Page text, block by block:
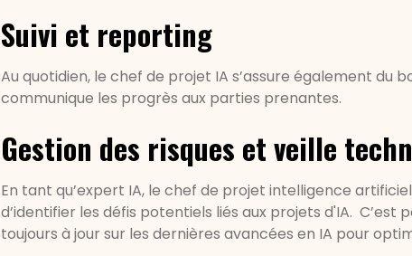
Suivi et reporting
Au quotidien, le chef de projet IA s’assure également du
communique les progrès aux parties prenantes.
Gestion des risques et veille
En tant qu’expert IA, le chef de projet intelligence
d’identifier les défis potentiels liés aux projets d'IA. C’est
toujours à jour sur les dernières avancées en IA pour